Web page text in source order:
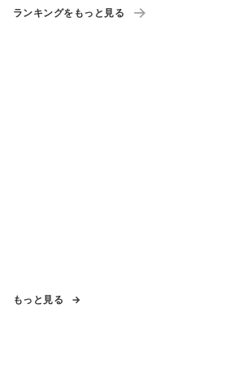
ランキングをもっと見る
もっと見る